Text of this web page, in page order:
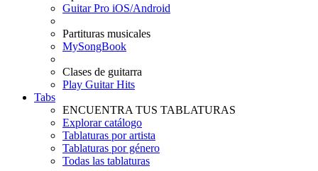
Guitar Pro iOS/Android
Partituras musicales
MySongBook
Clases de guitarra
Play Guitar Hits
Tabs
ENCUENTRA TUS TABLATURAS
Explorar catálogo
Tablaturas por artista
Tablaturas por género
Todas las tablaturas